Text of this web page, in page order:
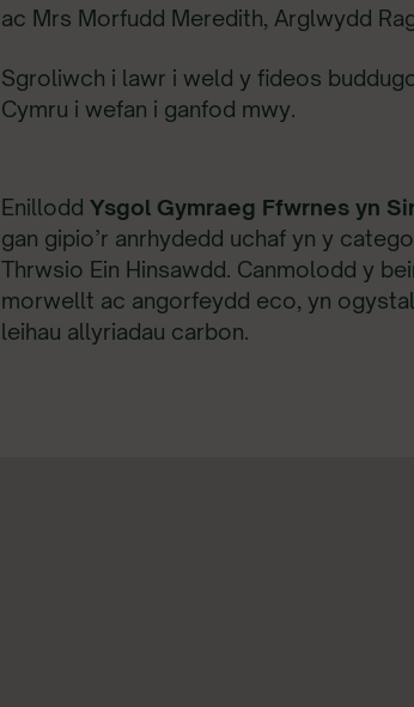
ac Mrs Morfudd Meredith, Arglwydd
Sgroliwch i lawr i weld y fideos
Cymru i wefan i ganfod mwy.
Enillodd Ysgol Gymraeg Ffwrnes yn
gan gipio’r anrhydedd uchaf yn y
Thrwsio Ein Hinsawdd. Canmolodd y
morwellt ac angorfeydd eco, yn
leihau allyriadau carbon.